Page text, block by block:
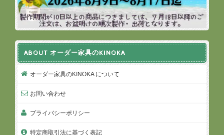
ABOUT オーダー家具のKINOKA
オーダー家具のKINOKA について
お問い合わせ
プライバシーポリシー
特定商取引法に基づく表記